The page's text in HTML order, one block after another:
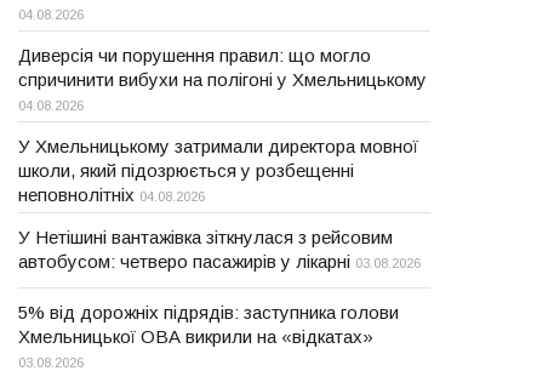
04.08.2026
Диверсія чи порушення правил: що могло
спричинити вибухи на полігоні у Хмельницькому
04.08.2026
У Хмельницькому затримали директора мовної
школи, який підозрюється у розбещенні
неповнолітніх 04.08.2026
У Нетішині вантажівка зіткнулася з рейсовим
автобусом: четверо пасажирів у лікарні 03.08.2026
5% від дорожніх підрядів: заступника голови
Хмельницької ОВА викрили на «відкатах»
03.08.2026